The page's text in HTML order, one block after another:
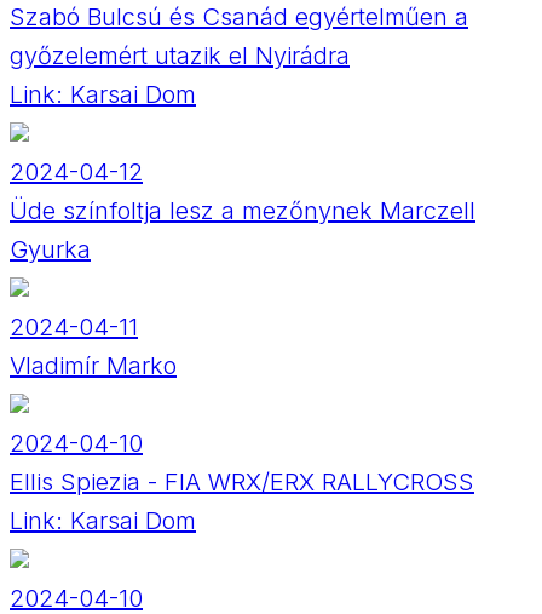
Szabó Bulcsú és Csanád egyértelműen a
győzelemért utazik el Nyirádra
Link: Karsai Dom
2024-04-12
Üde színfoltja lesz a mezőnynek Marczell
Gyurka
2024-04-11
Vladimír Marko
2024-04-10
Ellis Spiezia - FIA WRX/ERX RALLYCROSS
Link: Karsai Dom
2024-04-10